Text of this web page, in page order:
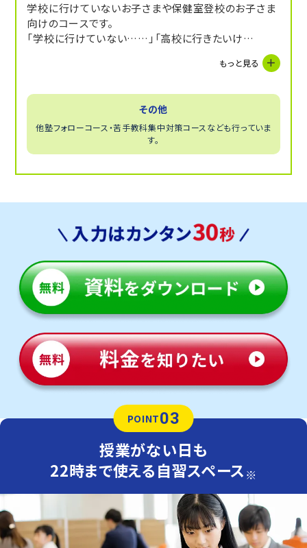
学校に行けていないお子さまや保健室登校のお子さま
向けのコースです。
「学校に行けていない……」「高校に行きたいけ
ど……」などご不安をお持ちの方はぜひお声掛けくださ
い。お子さまの現状に合わせたカリキュラムで定期テス
めた対応が可能です。
もっと見る
その他
他塾フォローコース・苦手教科集中対策コースなども行っていま
す。
POINT03
授業がない日も
22時まで使える自習スペース ※